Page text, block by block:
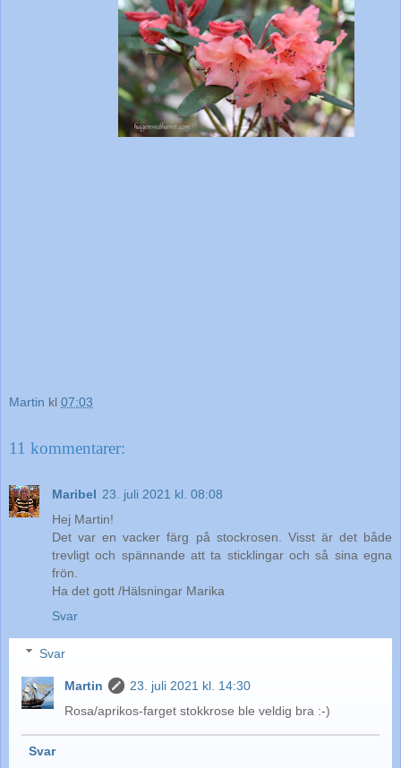
Martin kl 07:03
11 kommentarer:
Maribel 23. juli 2021 kl. 08:08
Hej Martin!
Det var en vacker färg på stockrosen. Visst är det både
trevligt och spännande att ta sticklingar och så sina egna
frön.
Ha det gott /Hälsningar Marika
Svar
Svar
Martin
23. juli 2021 kl. 14:30
Rosa/aprikos-farget stokkrose ble veldig bra :-)
Svar